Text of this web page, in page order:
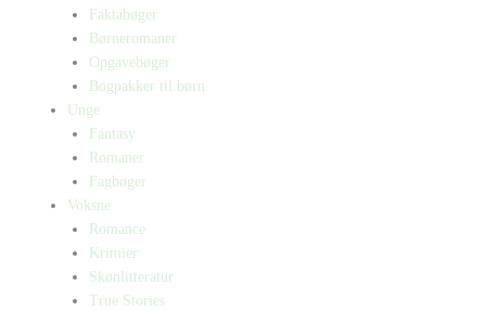
Faktabøger
Børneromaner
Opgavebøger
Bogpakker til børn
Unge
Fantasy
Romaner
Fagbøger
Voksne
Romance
Krimier
Skønlitteratur
True Stories